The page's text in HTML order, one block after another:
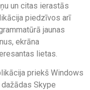
un citas ierastās
piedzīvos arī
jaunas
ekrāna
lietas.
priekš Windows
Skype